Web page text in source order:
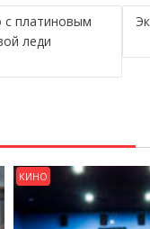
с платиновым
леди
КИНО